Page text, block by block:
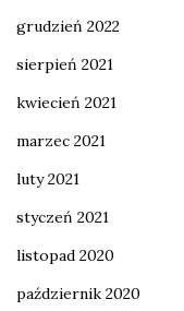
grudzień 2022
sierpień 2021
kwiecień 2021
marzec 2021
luty 2021
styczeń 2021
listopad 2020
październik 2020